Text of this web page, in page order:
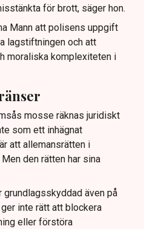
för brott, säger hon.
Mann att polisens uppgift
lagstiftningen och att
moraliska komplexiteten i
mosse räknas juridiskt
som ett inhägnat
att allemansrätten i
den rätten har sina
även på
inte rätt att blockera
eller förstöra